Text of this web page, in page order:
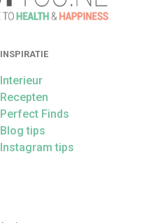
INSPIRATIE
Interieur
Recepten
Perfect Finds
Blog tips
Instagram tips